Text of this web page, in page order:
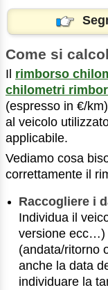
Come si
Il rimborso
chilometri
(espresso in €/
al veicolo
applicabile.
Vediamo cosa
correttamente il
Raccogliere i
Individua il
versione ecc…)
(andata/ritorno
anche la data
individuare la